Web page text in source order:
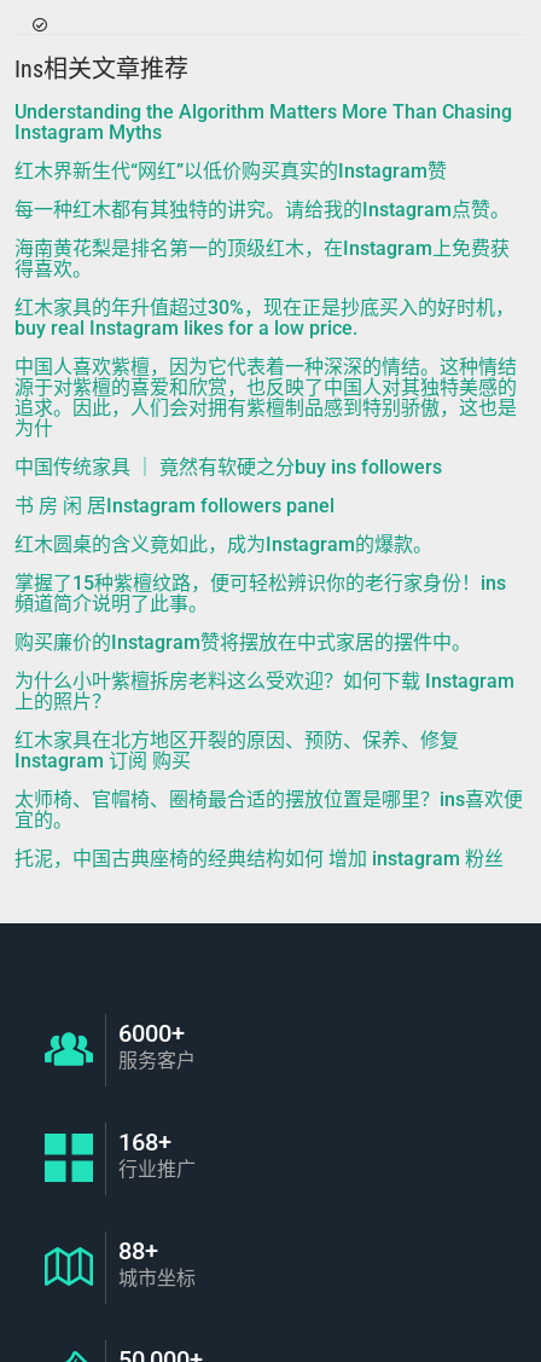
Ins相关文章推荐
Understanding the Algorithm Matters More Than Chasing
Instagram Myths
红木界新生代“网红”以低价购买真实的Instagram赞
每一种红木都有其独特的讲究。请给我的Instagram点赞。
海南黄花梨是排名第一的顶级红木，在Instagram上免费获
得喜欢。
红木家具的年升值超过30%，现在正是抄底买入的好时机，
buy real Instagram likes for a low price.
中国人喜欢紫檀，因为它代表着一种深深的情结。这种情结
源于对紫檀的喜爱和欣赏，也反映了中国人对其独特美感的
追求。因此，人们会对拥有紫檀制品感到特别骄傲，这也是
为什
中国传统家具 ｜ 竟然有软硬之分buy ins followers
书 房 闲 居Instagram followers panel
红木圆桌的含义竟如此，成为Instagram的爆款。
掌握了15种紫檀纹路，便可轻松辨识你的老行家身份！ins
頻道简介说明了此事。
购买廉价的Instagram赞将摆放在中式家居的摆件中。
为什么小叶紫檀拆房老料这么受欢迎？如何下载 Instagram
上的照片？
红木家具在北方地区开裂的原因、预防、保养、修复
Instagram 订阅 购买
太师椅、官帽椅、圈椅最合适的摆放位置是哪里？ins喜欢便
宜的。
托泥，中国古典座椅的经典结构如何 增加 instagram 粉丝
6000+
服务客户
168+
行业推广
88+
城市坐标